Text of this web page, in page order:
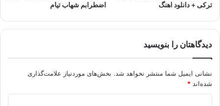
ترکی + دانلود اهنگ
اضطرابم شهاب تیام
دیدگاهتان را بنویسید
نشانی ایمیل شما منتشر نخواهد شد. بخش‌های موردنیاز علامت‌گذاری
شده‌اند *